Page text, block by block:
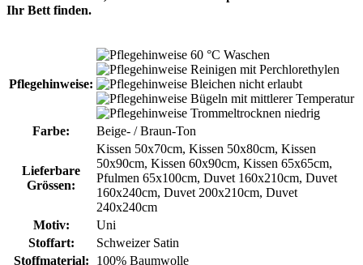
Ihr Bett finden.
Pflegehinweise:
60 °C Waschen
Reinigen mit Perchlorethylen
Bleichen nicht erlaubt
Bügeln mit mittlerer Temperatur
Trommeltrocknen niedrig
Farbe:
Beige- / Braun-Ton
Lieferbare
Grössen:
Kissen 50x70cm, Kissen 50x80cm, Kissen
50x90cm, Kissen 60x90cm, Kissen 65x65cm,
Pfulmen 65x100cm, Duvet 160x210cm, Duvet
160x240cm, Duvet 200x210cm, Duvet
240x240cm
Motiv:
Uni
Stoffart:
Schweizer Satin
Stoffmaterial:
100% Baumwolle